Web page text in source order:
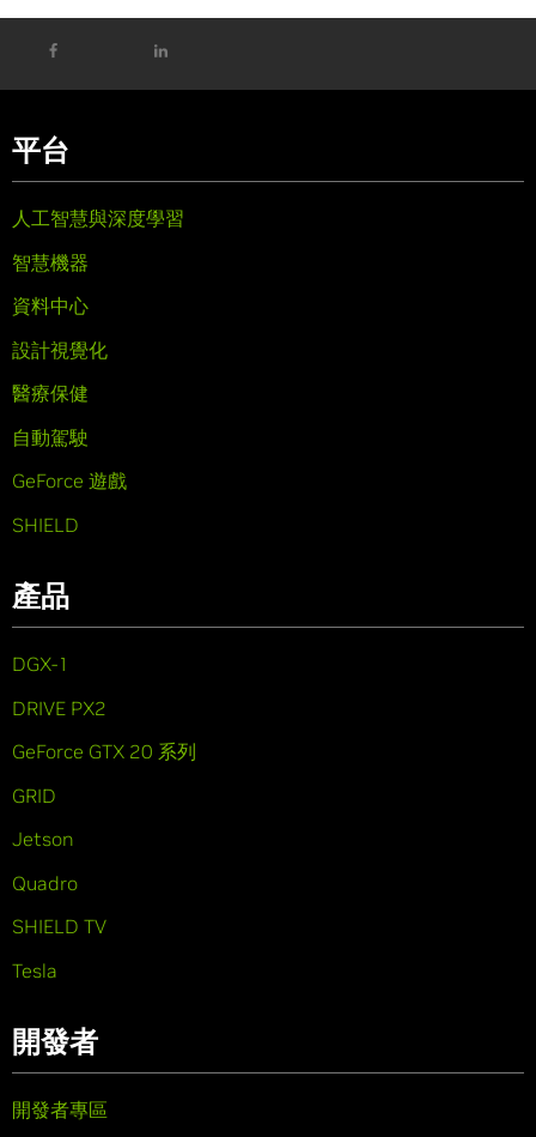
平台
人工智慧與深度學習
智慧機器
資料中心
設計視覺化
醫療保健
自動駕駛
GeForce 遊戲
SHIELD
產品
DGX-1
DRIVE PX2
GeForce GTX 20 系列
GRID
Jetson
Quadro
SHIELD TV
Tesla
開發者
開發者專區